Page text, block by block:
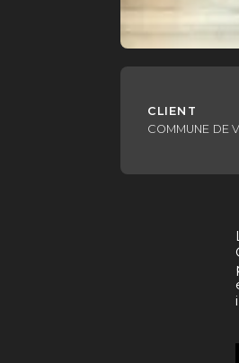
CLIENT
COMMUNE DE